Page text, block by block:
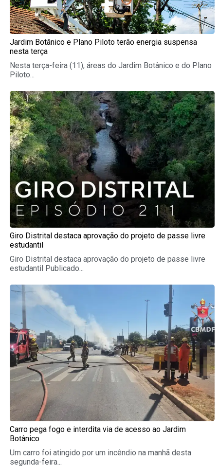
Jardim Botânico e Plano Piloto terão energia suspensa
nesta terça
Nesta terça-feira (11), áreas do Jardim Botânico e do Plano
Piloto...
Giro Distrital destaca aprovação do projeto de passe livre
estudantil
Giro Distrital destaca aprovação do projeto de passe livre
estudantil Publicado...
Carro pega fogo e interdita via de acesso ao Jardim
Botânico
Um carro foi atingido por um incêndio na manhã desta
segunda-feira...